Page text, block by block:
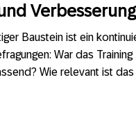
Baustein ist ein
War das
Wie relevant ist